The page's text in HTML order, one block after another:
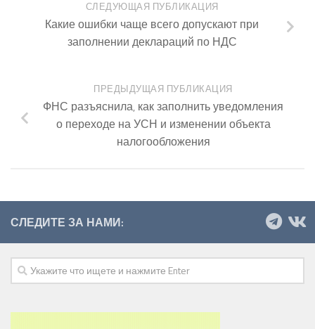
СЛЕДУЮЩАЯ ПУБЛИКАЦИЯ
Какие ошибки чаще всего допускают при
заполнении деклараций по НДС
ПРЕДЫДУЩАЯ ПУБЛИКАЦИЯ
ФНС разъяснила, как заполнить уведомления
о переходе на УСН и изменении объекта
налогообложения
СЛЕДИТЕ ЗА НАМИ: